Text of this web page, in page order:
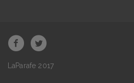
LaParafe 2017